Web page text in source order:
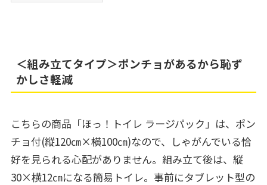
＜組み立てタイプ＞ポンチョがあるから恥ず
かしさ軽減
こちらの商品「ほっ！トイレ ラージパック」は、ポン
チョ付(縦120㎝×横100㎝)なので、しゃがんでいる恰
好を見られる心配がありません。組み立て後は、縦
30×横12㎝になる簡易トイレ。事前にタブレット型の